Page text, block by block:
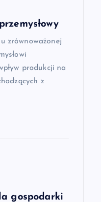
zrównoważonej
produkcji na
z
gospodarki